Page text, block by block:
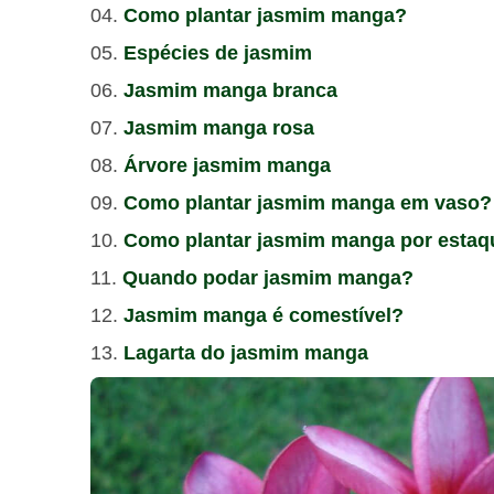
Como plantar jasmim manga?
Espécies de jasmim
Jasmim manga branca
Jasmim manga rosa
Árvore jasmim manga
Como plantar jasmim manga em vaso?
Como plantar jasmim manga por
Quando podar jasmim manga?
Jasmim manga é comestível?
Lagarta do jasmim manga